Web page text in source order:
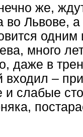
же,
во Львове,
много
даже в
входил –
и слабые